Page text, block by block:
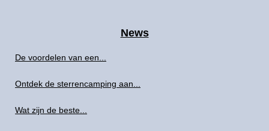
News
De voordelen van een...
Ontdek de sterrencamping aan...
Wat zijn de beste...